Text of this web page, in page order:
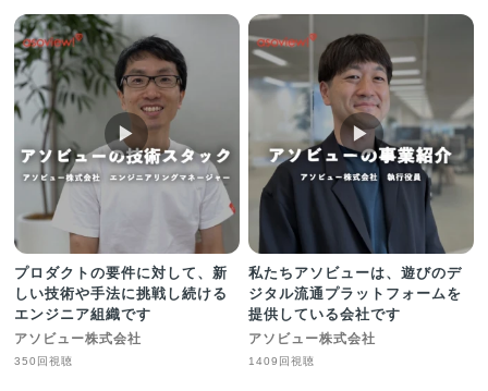
▶︎
プロダクトの要件に対して、新
しい技術や手法に挑戦し続ける
エンジニア組織です
アソビュー株式会社
350回視聴
▶︎
私たちアソビューは、遊びのデ
ジタル流通プラットフォームを
提供している会社です
アソビュー株式会社
1409回視聴